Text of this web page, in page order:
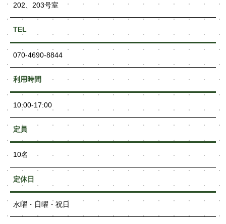
202、203号室
TEL
070-4690-8844
利用時間
10:00-17:00
定員
10名
定休日
水曜・日曜・祝日